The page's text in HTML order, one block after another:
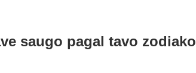
saugo pagal tavo zodiako